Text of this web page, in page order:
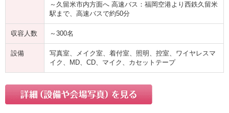
～久留米市内方面へ 高速バス：福岡空港より西鉄久留米
駅まで、高速バスで約50分
収容人数 ～300名
設備
写真室、メイク室、着付室、照明、控室、ワイヤレスマ
イク、MD、CD、マイク、カセットテープ